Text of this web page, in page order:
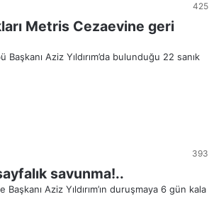
425
Metris Cezaevine geri
Aziz Yıldırım’da bulunduğu 22 sanık
393
savunma!..
Aziz Yıldırım’ın duruşmaya 6 gün kala